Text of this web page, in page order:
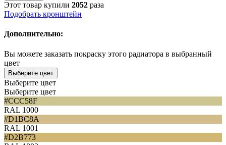
Этот товар купили 2052 раза
Подобрать кронштейн
Дополнительно:
Вы можете заказать покраску этого радиатора в выбранный
цвет
Выберите цвет
Выберите цвет
Выберите цвет
#CCC58F
RAL 1000
#D1BC8A
RAL 1001
#D2B773